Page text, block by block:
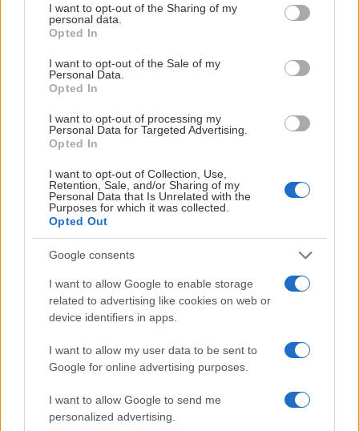
not limited to your visit or usage behaviour. You may click to
grant or deny consent to Google and its third-party tags to
use your data for below specified purposes in below Google
consent section.
I want to opt-out of the Sharing of my
personal data.
Opted In
I want to opt-out of the Sale of my
Personal Data.
Opted In
I want to opt-out of processing my
Personal Data for Targeted Advertising.
Opted In
I want to opt-out of Collection, Use,
Retention, Sale, and/or Sharing of my
Personal Data that Is Unrelated with the
Purposes for which it was collected.
Opted Out
Google consents
I want to allow Google to enable storage
related to advertising like cookies on web or
device identifiers in apps.
I want to allow my user data to be sent to
Google for online advertising purposes.
I want to allow Google to send me
personalized advertising.
Hockeys historia?
RÖSTER FRÅN ÅTERSAMLINGEN | SHL
& SDHL
Publicerad:2026-08-04